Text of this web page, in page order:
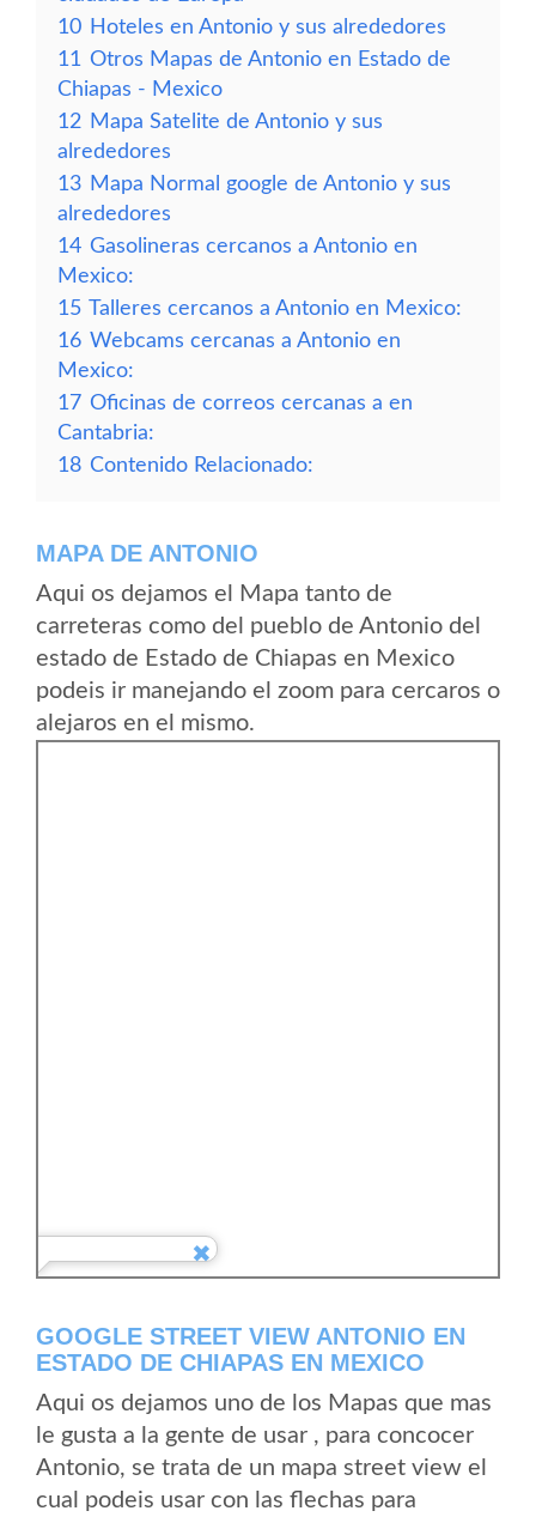
10 Hoteles en Antonio y sus alrededores
11 Otros Mapas de Antonio en Estado de
Chiapas - Mexico
12 Mapa Satelite de Antonio y sus
alrededores
13 Mapa Normal google de Antonio y sus
alrededores
14 Gasolineras cercanos a Antonio en
Mexico:
15 Talleres cercanos a Antonio en Mexico:
16 Webcams cercanas a Antonio en
Mexico:
17 Oficinas de correos cercanas a en
Cantabria:
18 Contenido Relacionado:
MAPA DE ANTONIO
Aqui os dejamos el Mapa tanto de
carreteras como del pueblo de Antonio del
estado de Estado de Chiapas en Mexico
podeis ir manejando el zoom para cercaros o
alejaros en el mismo.
GOOGLE STREET VIEW ANTONIO EN
ESTADO DE CHIAPAS EN MEXICO
Aqui os dejamos uno de los Mapas que mas
le gusta a la gente de usar , para concocer
Antonio, se trata de un mapa street view el
cual podeis usar con las flechas para